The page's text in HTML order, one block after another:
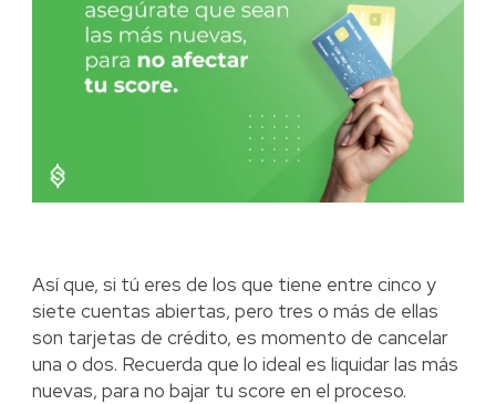
Así que, si tú eres de los que tiene entre cinco y
siete cuentas abiertas, pero tres o más de ellas
son tarjetas de crédito, es momento de cancelar
una o dos. Recuerda que lo ideal es liquidar las más
nuevas, para no bajar tu score en el proceso.